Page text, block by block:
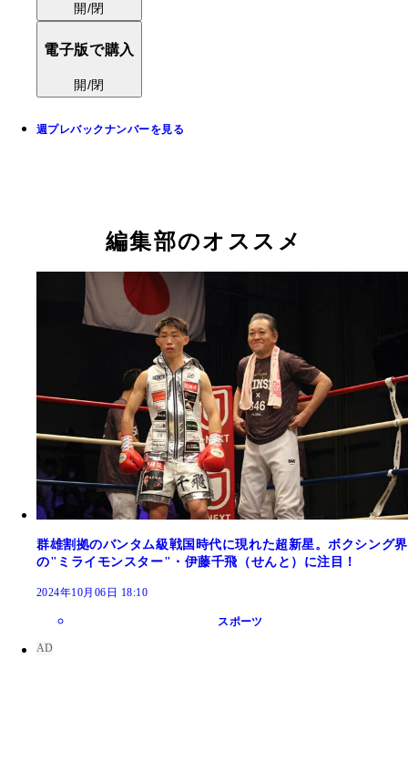
開/閉
電子版で購入
開/閉
週プレバックナンバーを見る
編集部のオススメ
群雄割拠のバンタム級戦国時代に現れた超新星。ボクシング界
の"ミライモンスター"・伊藤千飛（せんと）に注目！
2024年10月06日 18:10
スポーツ